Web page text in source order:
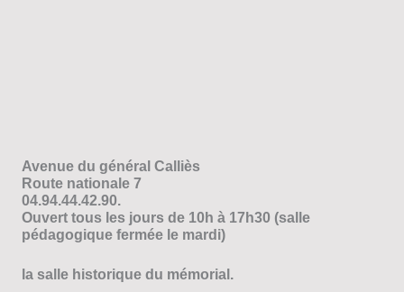
Avenue du général Calliès
Route nationale 7
04.94.44.42.90.
Ouvert tous les jours de 10h à 17h30 (salle
pédagogique fermée le mardi)
la salle historique du mémorial.